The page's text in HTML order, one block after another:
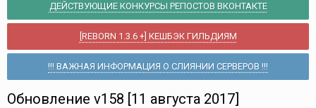
ДЕЙСТВУЮЩИЕ КОНКУРСЫ РЕПОСТОВ ВКОНТАКТЕ
[REBORN 1.3.6 +] КЕШБЭК ГИЛЬДИЯМ
!!! ВАЖНАЯ ИНФОРМАЦИЯ О СЛИЯНИИ СЕРВЕРОВ !!!
Обновление v158 [11 августа 2017]